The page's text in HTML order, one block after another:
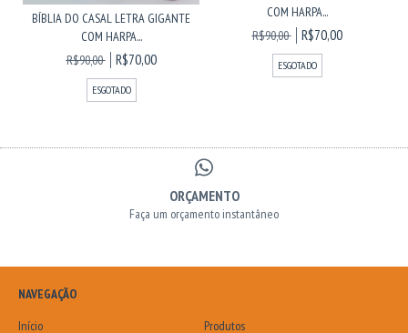
BÍBLIA DO CASAL LETRA GIGANTE
COM HARPA...
R$90,00
R$70,00
ESGOTADO
COM HARPA...
R$90,00
R$70,00
ESGOTADO
ORÇAMENTO
Faça um orçamento instantâneo
NAVEGAÇÃO
Início
Produtos